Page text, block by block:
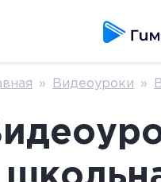
» Видеоуроки »